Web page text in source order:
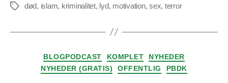
Tagsdød, islam, kriminalitet, lyd, motivation,sex, terror
Kategorier
BLOGPODCAST KOMPLET
NYHEDER
NYHEDER (GRATIS)
OFFENTLIG PBDK